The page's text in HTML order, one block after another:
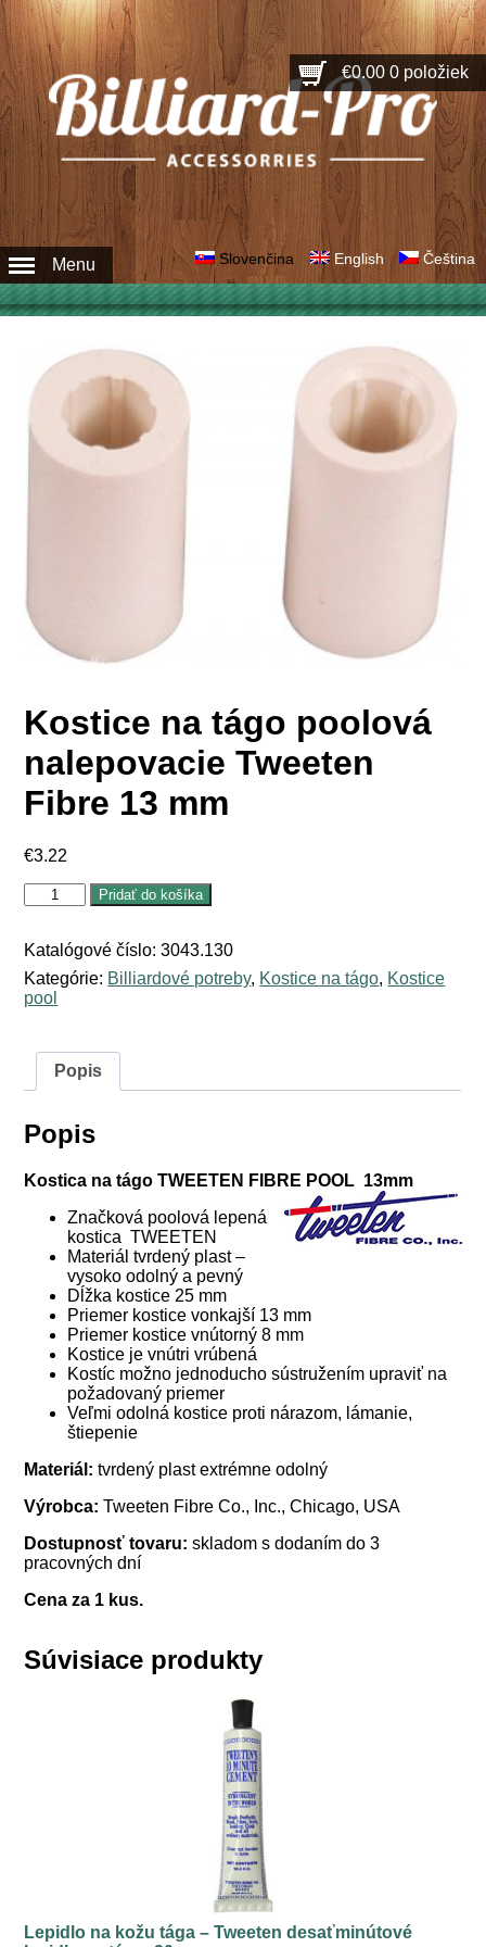
€0.00 0 položiek
Slovenčina English Čeština
Menu
Kostice na tágo poolová
nalepovacie Tweeten
Fibre 13 mm
€3.22
množstvo
Kostice
tágo
poolová
nalepovacie
Tweeten
13
Pridať do košíka
Katalógové číslo:3043.130
Kategórie: Billiardové potreby, Kostice na tágo, Kostice
pool
Popis
Popis
Kostica na tágo TWEETEN FIBRE POOL 13mm
Značková poolová lepená
kostica TWEETEN
Materiál tvrdený plast –
vysoko odolný a pevný
Dĺžka kostice 25 mm
Priemer kostice vonkajší 13 mm
Priemer kostice vnútorný 8 mm
Kostice je vnútri vrúbená
Kostíc možno jednoducho sústružením upraviť na
požadovaný priemer
Veľmi odolná kostice proti nárazom, lámanie,
štiepenie
Materiál: tvrdený plast extrémne odolný
Výrobca: Tweeten Fibre Co., Inc., Chicago, USA
Dostupnosť tovaru: skladom s dodaním do 3
pracovných dní
Cena za 1 kus.
Súvisiace produkty
Lepidlo na kožu tága – Tweeten desaťminútové